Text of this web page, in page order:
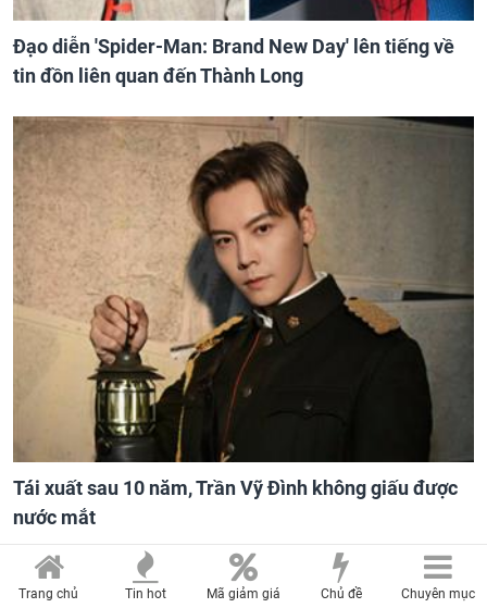
Đạo diễn 'Spider-Man: Brand New Day' lên tiếng về
tin đồn liên quan đến Thành Long
Tái xuất sau 10 năm, Trần Vỹ Đình không giấu được
nước mắt
Trang chủ Tin hot Mã giảm giá Chủ đề Chuyên mục